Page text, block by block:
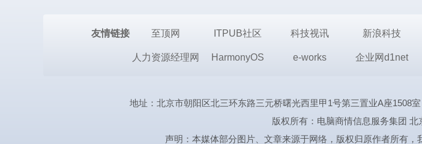
友情链接 至顶网 ITPUB社区 科技视讯 新浪科技
人力资源经理网 HarmonyOS e-works 企业网d1net
地址：北京市朝阳区北三环东路三元桥曙光西里甲1号第三置业A座1508
版权所有：电脑商情信息服务集团 北
声明：本媒体部分图片、文章来源于网络，版权归原作者所有